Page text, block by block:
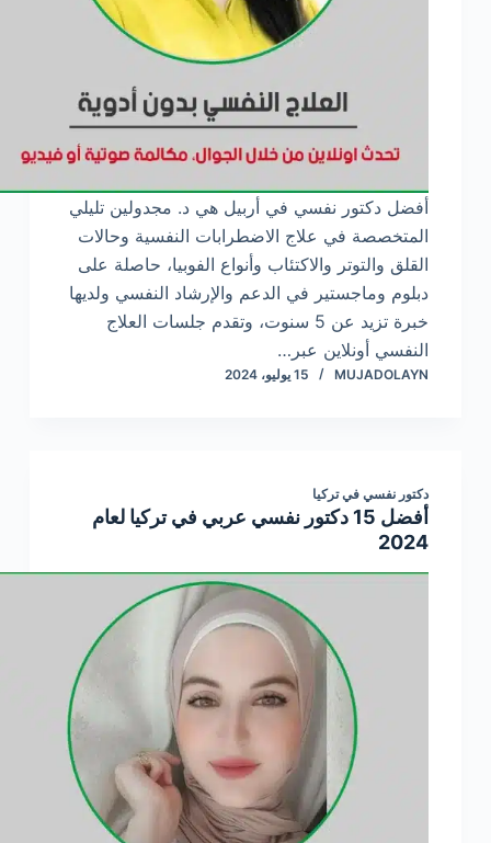
أفضل دكتور نفسي في أربيل هي د. مجدولين تليلي
المتخصصة في علاج الاضطرابات النفسية وحالات
القلق والتوتر والاكتئاب وأنواع الفوبيا، حاصلة على
دبلوم وماجستير في الدعم والإرشاد النفسي ولديها
خبرة تزيد عن 5 سنوت، وتقدم جلسات العلاج
النفسي أونلاين عبر…
MUJADOLAYN 15 يوليو، 2024
دكتور نفسي في تركيا
أفضل 15 دكتور نفسي عربي في تركيا لعام
2024